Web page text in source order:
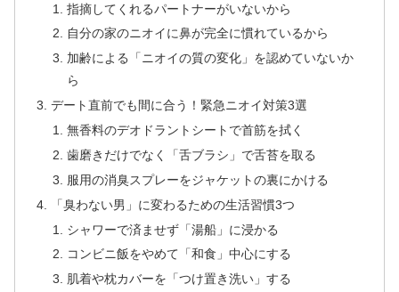
指摘してくれるパートナーがいないから
自分の家のニオイに鼻が完全に慣れているから
加齢による「ニオイの質の変化」を認めていないか
ら
デート直前でも間に合う！緊急ニオイ対策3選
無香料のデオドラントシートで首筋を拭く
歯磨きだけでなく「舌ブラシ」で舌苔を取る
服用の消臭スプレーをジャケットの裏にかける
「臭わない男」に変わるための生活習慣3つ
シャワーで済ませず「湯船」に浸かる
コンビニ飯をやめて「和食」中心にする
肌着や枕カバーを「つけ置き洗い」する